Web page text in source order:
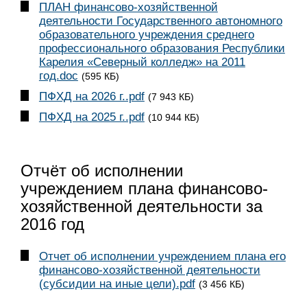
ПЛАН финансово-хозяйственной
деятельности Государственного автономного
образовательного учреждения среднего
профессионального образования Республики
Карелия «Северный колледж» на 2011
год.doc (595 КБ)
ПФХД на 2026 г..pdf (7 943 КБ)
ПФХД на 2025 г..pdf (10 944 КБ)
Отчёт об исполнении
учреждением плана финансово-
хозяйственной деятельности за
2016 год
Отчет об исполнении учреждением плана его
финансово-хозяйственной деятельности
(субсидии на иные цели).pdf (3 456 КБ)